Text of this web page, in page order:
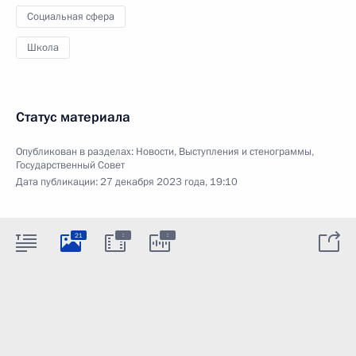
Социальная сфера
Школа
Статус материала
Опубликован в разделах: Новости, Выступления и стенограммы,
Государственный Совет
Дата публикации:27 декабря 2023 года, 19:10
21 : :